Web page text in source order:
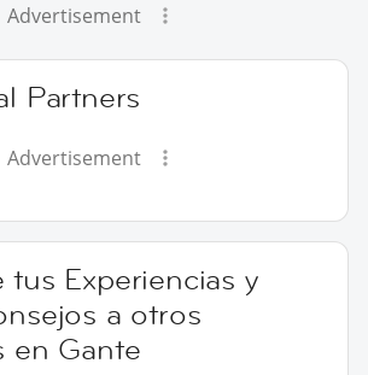
Advertisement
Partners
Advertisement
tus Experiencias y
a otros
en Gante